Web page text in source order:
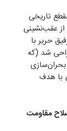
تاریخی
که پس از عقب‌نشینی
حریر با
شد (که
بحران‌سازی
با هدف
مقاومت